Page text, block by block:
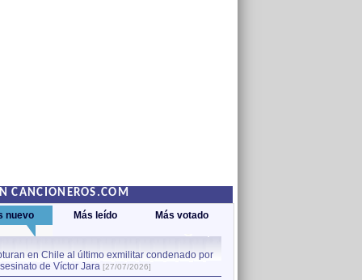
CANCIONEROS.COM
nuevo Más leído Más votado
en Chile al último exmilitar condenado por
de Víctor Jara [27/07/2026]